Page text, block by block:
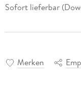
Sofort lieferbar
Merken